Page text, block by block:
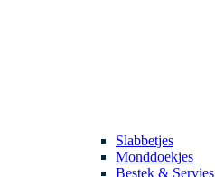
Slabbetjes
Monddoekjes
Bestek & Servies